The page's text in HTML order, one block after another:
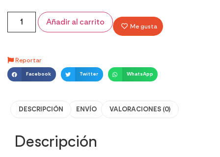
Añadir al carrito Me gusta
Reportar
Facebook Twitter WhatsApp
DESCRIPCIÓN ENVÍO VALORACIONES (0)
Descripción